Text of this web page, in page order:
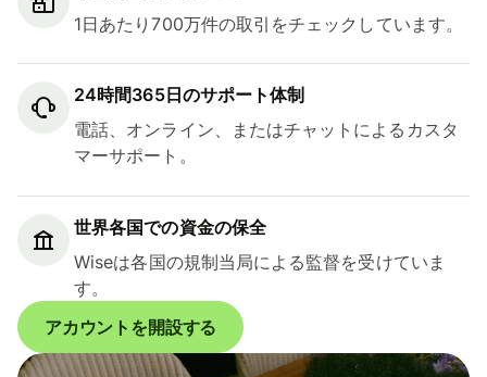
1日あたり700万件の取引をチェックしています。
24時間365日のサポート体制
電話、オンライン、またはチャットによるカスタ
マーサポート。
世界各国での資金の保全
Wiseは各国の規制当局による監督を受けていま
す。
アカウントを開設する